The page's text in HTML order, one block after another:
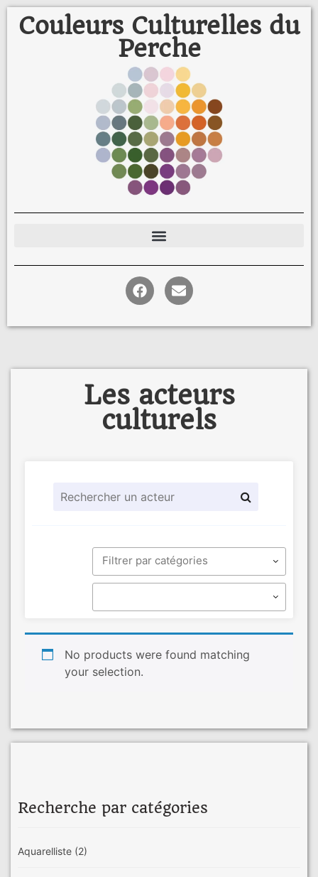
Couleurs Culturelles du
Perche
Recherche par catégories
Aquarelliste (2)
Les acteurs
culturels
No products were found matching
your selection.